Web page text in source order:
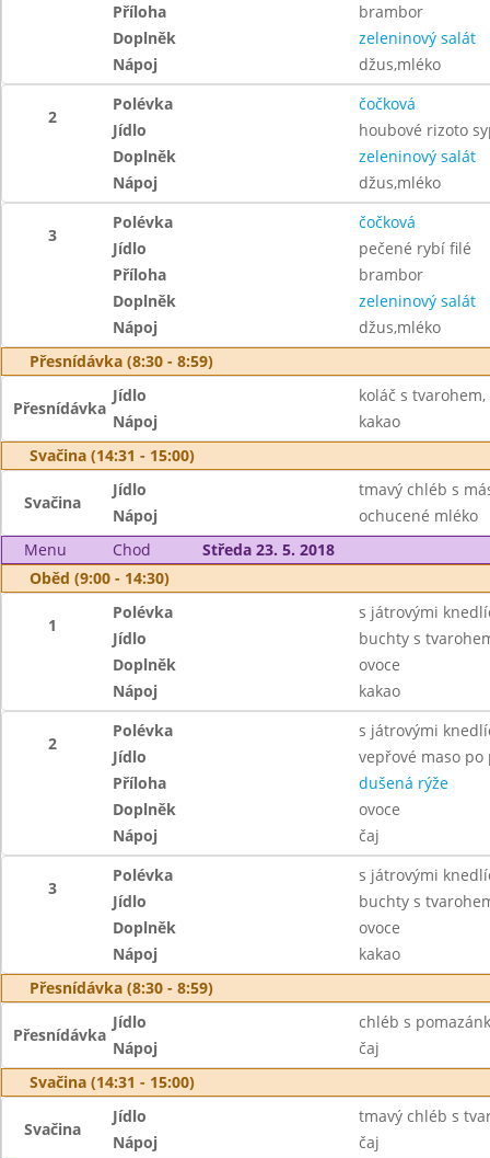
Příloha
brambor
Doplněk
zeleninový salát
Nápoj
džus,mléko
2
Polévka
čočková
Jídlo
houbové rizoto
Doplněk
zeleninový salát
Nápoj
džus,mléko
3
Polévka
čočková
Jídlo
pečené rybí filé
Příloha
brambor
Doplněk
zeleninový salát
Nápoj
džus,mléko
Přesnídávka (8:30 - 8:59)
Přesnídávka
Jídlo
koláč s tvarohem,
Nápoj
kakao
Svačina (14:31 - 15:00)
Svačina
Jídlo
tmavý chléb s
Nápoj
ochucené mléko
Menu
Chod
Středa 23. 5. 2018
Oběd (9:00 - 14:30)
1
Polévka
s játrovými
Jídlo
buchty s
Doplněk
ovoce
Nápoj
kakao
2
Polévka
s játrovými
Jídlo
vepřové maso po
Příloha
dušená rýže
Doplněk
ovoce
Nápoj
čaj
3
Polévka
s játrovými
Jídlo
buchty s
Doplněk
ovoce
Nápoj
kakao
Přesnídávka (8:30 - 8:59)
Přesnídávka
Jídlo
chléb s
Nápoj
čaj
Svačina (14:31 - 15:00)
Svačina
Jídlo
tmavý chléb s
Nápoj
čaj